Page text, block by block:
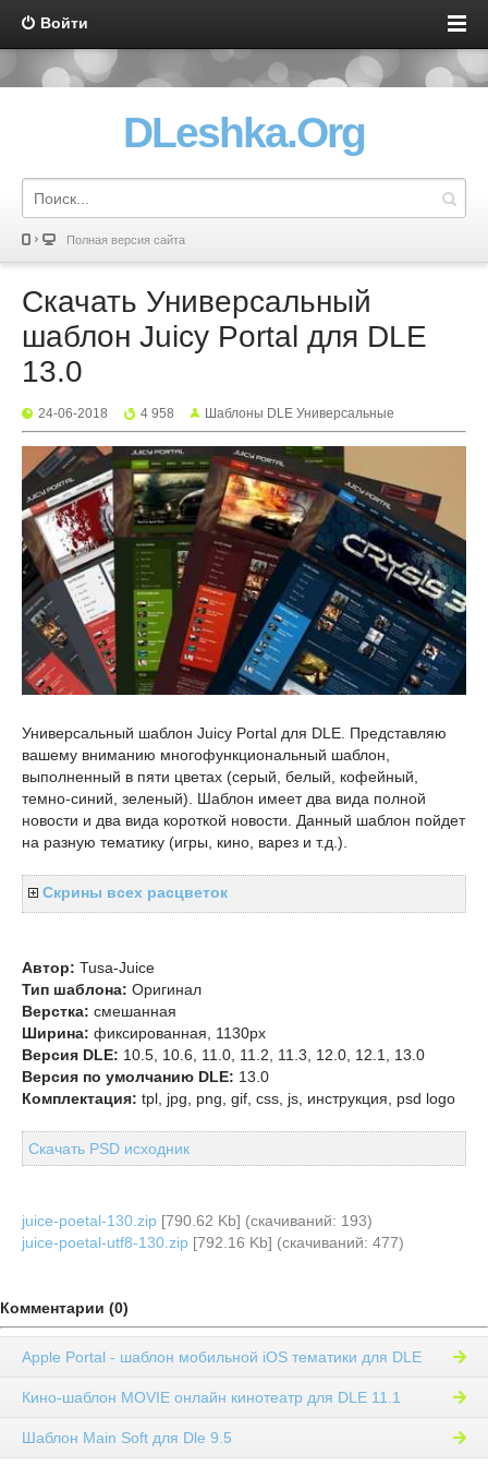
Войти
DLeshka.Org
Полная версия сайта
Скачать Универсальный
шаблон Juicy Portal для DLE
13.0
24-06-2018 4 958 Шаблоны DLE Универсальные
Универсальный шаблон Juicy Portal для DLE. Представляю
вашему вниманию многофункциональный шаблон,
выполненный в пяти цветах (серый, белый, кофейный,
темно-синий, зеленый). Шаблон имеет два вида полной
новости и два вида короткой новости. Данный шаблон пойдет
на разную тематику (игры, кино, варез и т.д.).
Скрины всех расцветок
Автор: Tusa-Juice
Тип шаблона: Оригинал
Верстка: смешанная
Ширина: фиксированная, 1130px
Версия DLE: 10.5, 10.6, 11.0, 11.2, 11.3, 12.0, 12.1, 13.0
Версия по умолчанию DLE: 13.0
Комплектация: tpl, jpg, png, gif, css, js, инструкция, psd logo
Скачать PSD исходник
juice-poetal-130.zip [790.62 Kb] (cкачиваний: 193)
juice-poetal-utf8-130.zip [792.16 Kb] (cкачиваний: 477)
Комментарии (0)
Apple Portal - шаблон мобильной iOS тематики для DLE
Кино-шаблон MOVIE онлайн кинотеатр для DLE 11.1
Шаблон Main Soft для Dle 9.5